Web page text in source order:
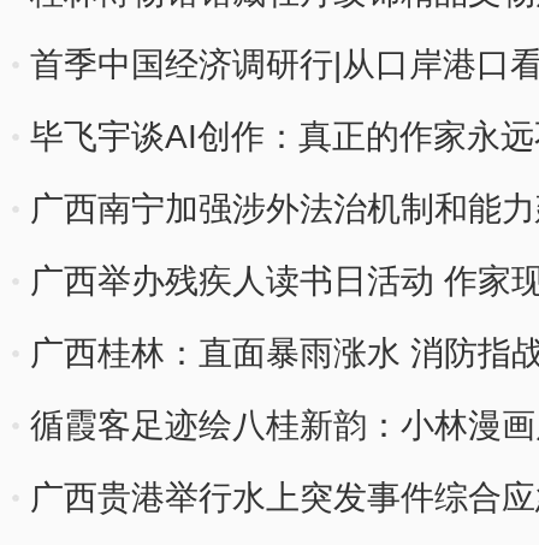
首季中国经济调研行|从口岸港口
毕飞宇谈AI创作：真正的作家永
广西南宁加强涉外法治机制和能
广西举办残疾人读书日活动 作家
广西桂林：直面暴雨涨水 消防指
循霞客足迹绘八桂新韵：小林漫
广西贵港举行水上突发事件综合